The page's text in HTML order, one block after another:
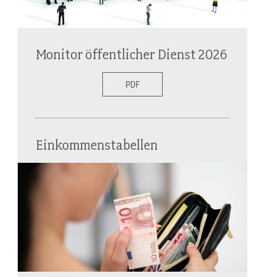
Monitor öffentlicher Dienst 2026
PDF
Einkommenstabellen